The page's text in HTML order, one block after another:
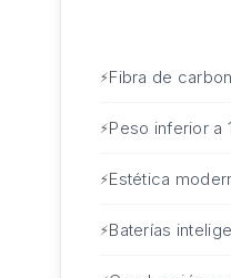
Fibra de
Peso inferior a
Estética
Baterías